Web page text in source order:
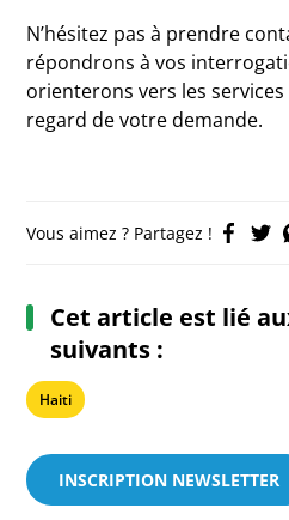
N’hésitez pas à prendre
répondrons à vos
orienterons vers les
regard de votre demande.
Vous aimez ? Partagez !
Cet article est lié
suivants :
Haiti
INSCRIPTION NEWSLETTER